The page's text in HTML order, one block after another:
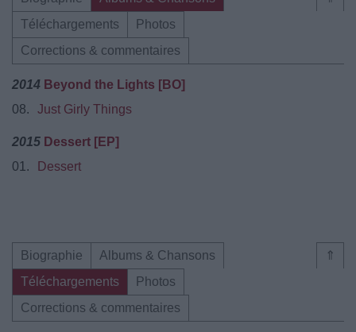
Téléchargements
Photos
Corrections & commentaires
2014 Beyond the Lights [BO]
08.
Just Girly Things
2015 Dessert [EP]
01.
Dessert
⇑
Biographie
Albums & Chansons
Téléchargements
Photos
Corrections & commentaires